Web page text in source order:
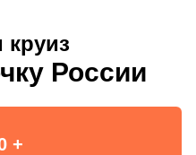
России
+